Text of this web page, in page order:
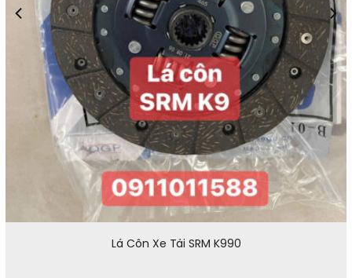
Lá Côn Xe Tải SRM K990